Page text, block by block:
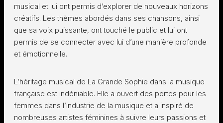
musical et lui ont permis d’explorer de nouveaux horizons
créatifs. Les thèmes abordés dans ses chansons, ainsi
que sa voix puissante, ont touché le public et lui ont
permis de se connecter avec lui d’une manière profonde
et émotionnelle.
L’héritage musical de La Grande Sophie dans la musique
française est indéniable. Elle a ouvert des portes pour les
femmes dans l’industrie de la musique et a inspiré de
nombreuses artistes féminines à suivre leurs passions et